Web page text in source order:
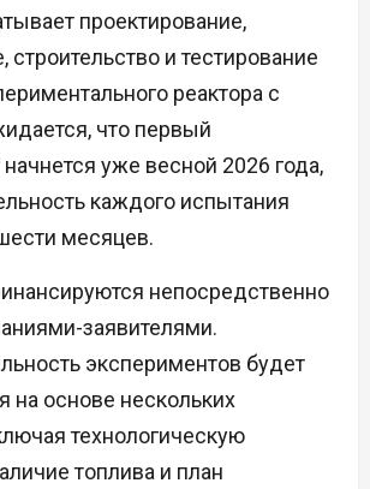
проектирование,
строительство и тестирование
реактора с
что первый
уже весной 2026 года,
каждого испытания
месяцев.
непосредственно
заявителями.
экспериментов будет
на основе нескольких
технологическую
топлива и план